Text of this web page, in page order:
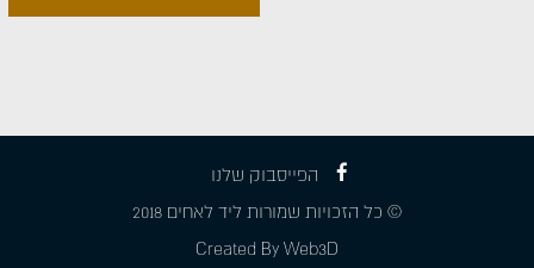
הפייסבוק שלנו
© כל הזכויות שמורות ליד לאחים 2018
Created By Web3D